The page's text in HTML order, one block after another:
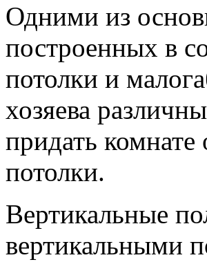
Одними из
построенных в
потолки и
хозяева
придать
потолки.
Вертикальные
вертикальными